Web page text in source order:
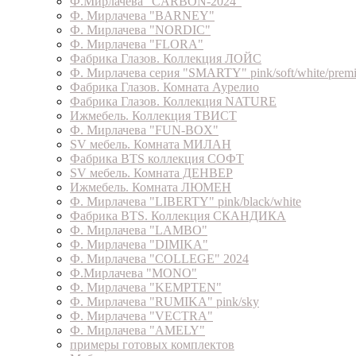
Ф. Мирлачева "BARNEY"
Ф. Мирлачева "NORDIC"
Ф. Мирлачева "FLORA"
Фабрика Глазов. Коллекция ЛОЙС
Ф. Мирлачева серия "SMARTY" pink/soft/white/
Фабрика Глазов. Комната Аурелио
Фабрика Глазов. Коллекция NATURE
Ижмебель. Коллекция ТВИСТ
Ф. Мирлачева "FUN-BOX"
SV мебель. Комната МИЛАН
Фабрика BTS коллекция СОФТ
SV мебель. Комната ДЕНВЕР
Ижмебель. Комната ЛЮМЕН
Ф. Мирлачева "LIBERTY" pink/black/white
Фабрика BTS. Коллекция СКАНДИКА
Ф. Мирлачева "LAMBO"
Ф. Мирлачева "DIMIKA"
Ф. Мирлачева "COLLEGE" 2024
Ф.Мирлачева "MONO"
Ф. Мирлачева "KEMPTEN"
Ф. Мирлачева "RUMIKA" pink/sky
Ф. Мирлачева "VECTRA"
Ф. Мирлачева "AMELY"
примеры готовых комплектов